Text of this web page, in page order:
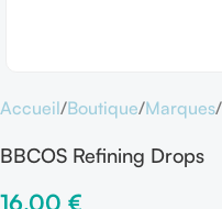
Accueil Boutique Marques
BBCOS Refining Drops
16,00 €